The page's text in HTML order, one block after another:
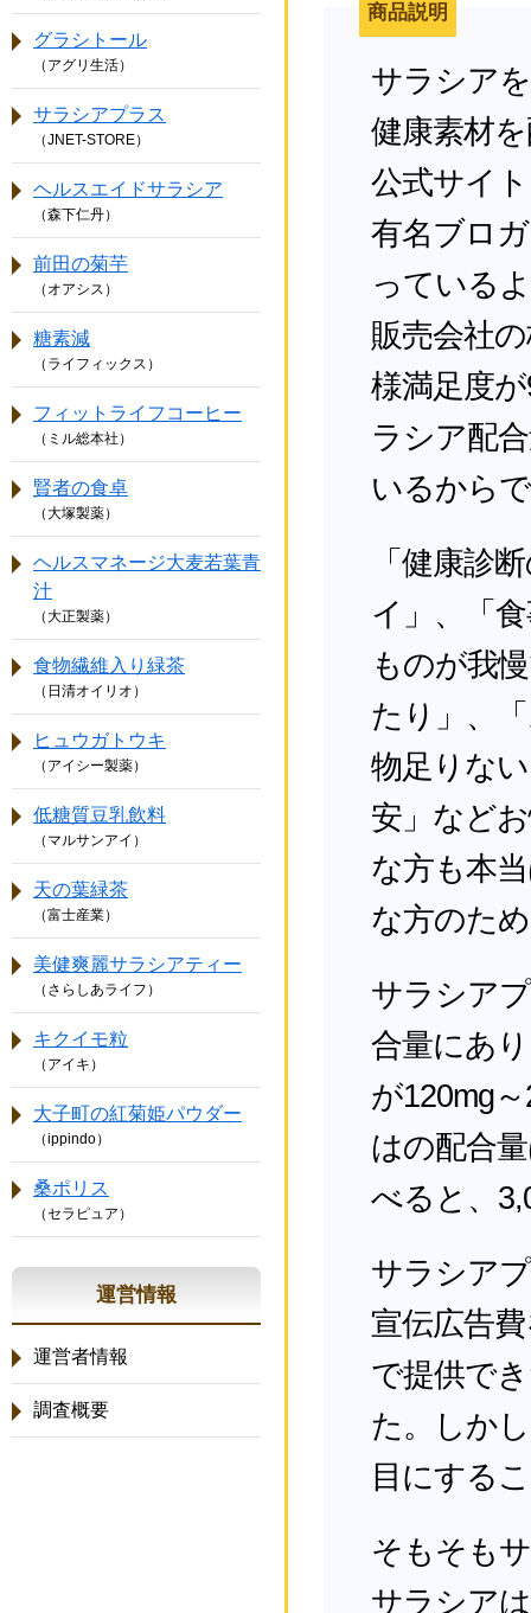
商品説明
サラシア
健康素材
公式サイ
有名ブロ
っている
販売会社
様満足度
ラシア配
いるから
「健康診
イ」、「
ものが我
たり」、
物足りな
安」など
な方も本
な方のた
サラシア
合量にあ
が120mg
はの配合
べると、
サラシア
宣伝広告
で提供で
た。しか
目にする
そもそも
サラシア
グラシトール
（アグリ生活）
サラシアプラス
（JNET-STORE）
ヘルスエイドサラシア
（森下仁丹）
前田の菊芋
（オアシス）
糖素減
（ライフィックス）
フィットライフコーヒー
（ミル総本社）
賢者の食卓
（大塚製薬）
ヘルスマネージ大麦若葉青
汁
（大正製薬）
食物繊維入り緑茶
（日清オイリオ）
ヒュウガトウキ
（アイシー製薬）
低糖質豆乳飲料
（マルサンアイ）
天の葉緑茶
（富士産業）
美健爽麗サラシアティー
（さらしあライフ）
キクイモ粒
（アイキ）
大子町の紅菊姫パウダー
（ippindo）
桑ポリス
（セラピュア）
運営情報
運営者情報
調査概要